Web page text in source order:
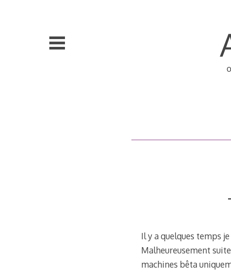
Il y a quelques temps
Malheureusement
machines bêta